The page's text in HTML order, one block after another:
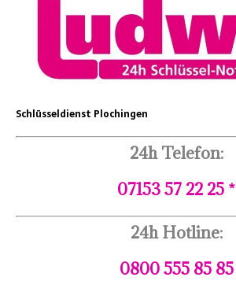
Schlüsseldienst Plochingen
24h Telefon:
07153 57 22 25 *
24h Hotline:
0800 555 85 85